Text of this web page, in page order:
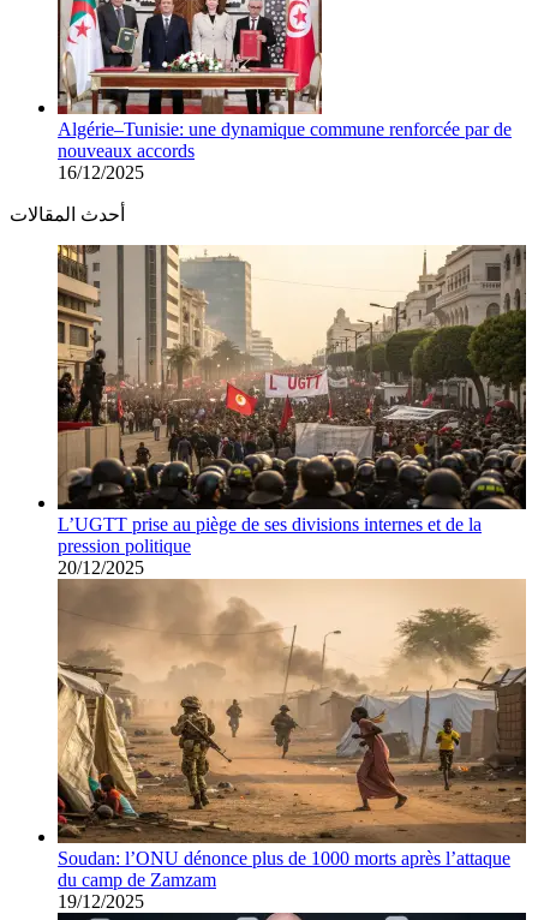
Algérie–Tunisie: une dynamique commune renforcée par de
nouveaux accords
16/12/2025
أحدث المقالات
L’UGTT prise au piège de ses divisions internes et de la
pression politique
20/12/2025
Soudan: l’ONU dénonce plus de 1000 morts après l’attaque
du camp de Zamzam
19/12/2025